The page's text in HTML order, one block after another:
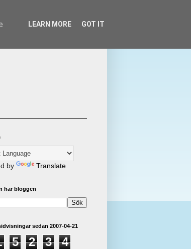
by Translate
här bloggen
sedan 2007-04-21
5 2 3
4
LEARN MORE GOT IT